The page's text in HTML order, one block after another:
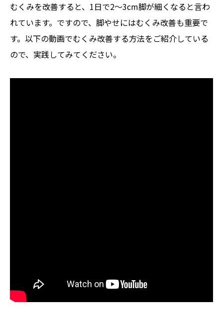
むくみを改善すると、1日で2～3cm脚が細くなると言わ
れています。ですので、脚やせにはむくみ改善も重要で
す。以下の動画でむくみ改善する方法をご紹介している
ので、実践してみてください。